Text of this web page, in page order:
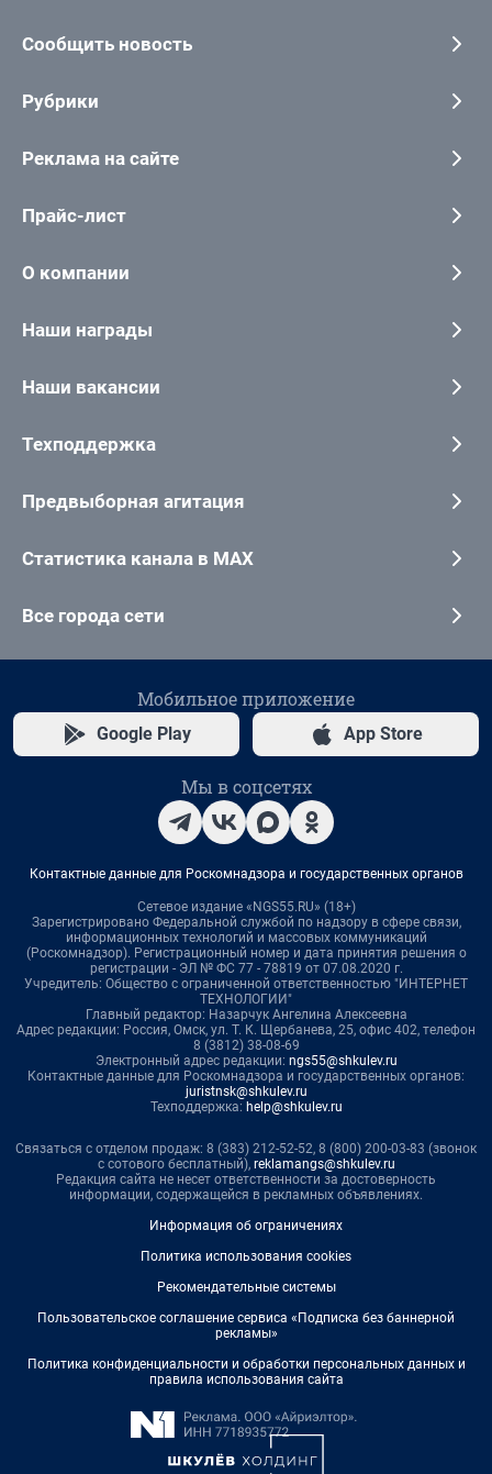
Сообщить новость
Рубрики
Реклама на сайте
Прайс-лист
О компании
Наши награды
Наши вакансии
Техподдержка
Предвыборная агитация
Статистика канала в MAX
Все города сети
Мобильное приложение
Google Play App Store
Мы в соцсетях
Контактные данные для Роскомнадзора и государственных органов
Сетевое издание «NGS55.RU» (18+)
Зарегистрировано Федеральной службой по надзору в сфере связи,
информационных технологий и массовых коммуникаций
(Роскомнадзор). Регистрационный номер и дата принятия решения о
регистрации - ЭЛ № ФС 77 - 78819 от 07.08.2020 г.
Учредитель: Общество с ограниченной ответственностью "ИНТЕРНЕТ
ТЕХНОЛОГИИ"
Главный редактор: Назарчук Ангелина Алексеевна
Адрес редакции: Россия, Омск, ул. Т. К. Щербанева, 25, офис 402, телефон
8 (3812) 38-08-69
Электронный адрес редакции: ngs55@shkulev.ru
Контактные данные для Роскомнадзора и государственных органов:
juristnsk@shkulev.ru
Техподдержка: help@shkulev.ru
Связаться с отделом продаж: 8 (383) 212-52-52, 8 (800) 200-03-83 (звонок
с сотового бесплатный), reklamangs@shkulev.ru
Редакция сайта не несет ответственности за достоверность
информации, содержащейся в рекламных объявлениях.
Информация об ограничениях
Политика использования cookies
Рекомендательные системы
Пользовательское соглашение сервиса «Подписка без баннерной
рекламы»
Политика конфиденциальности и обработки персональных данных и
правила использования сайта